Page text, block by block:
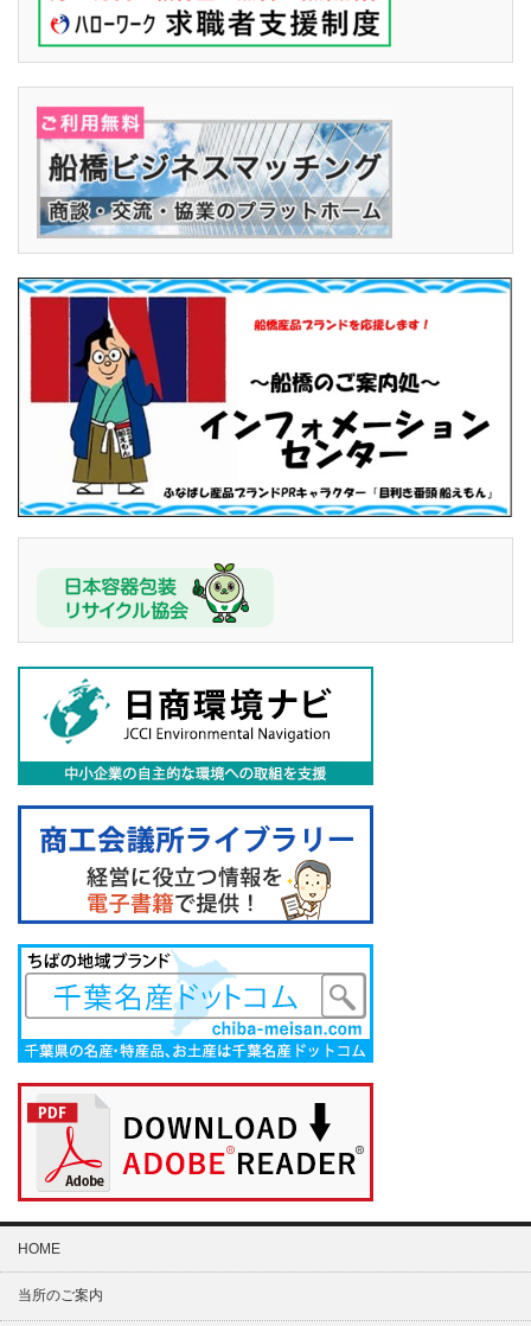
HOME
当所のご案内